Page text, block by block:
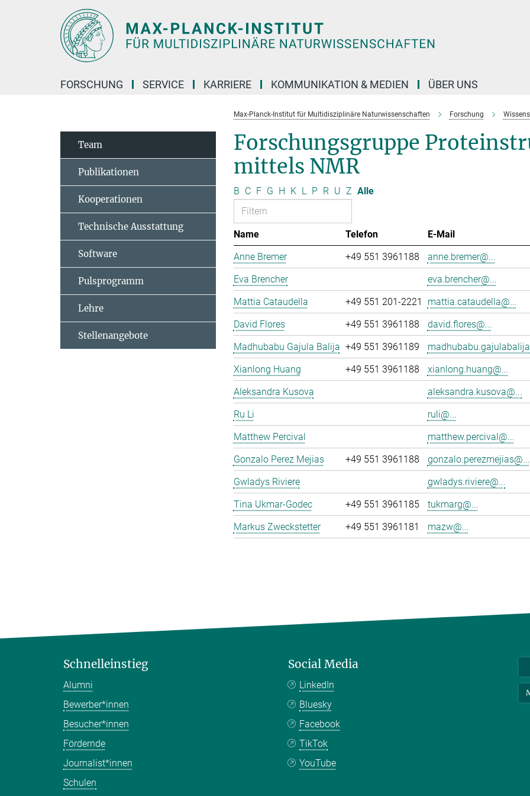
FORSCHUNG SERVICE KARRIERE KOMMUNIKATION & MEDIEN ÜBER UNS
Max-Planck-Institut für Multidisziplinäre Naturwissenschaften Forschung
Forschungsgruppe
mittels NMR
B C F G H K L P R U Z Alle
Name Telefon
E-Mail
Anne Bremer
+49 551 3961188
anne.bremer@...
Eva Brencher
eva.brencher@...
Mattia Cataudella
+49 551 201-2221
mattia.cataudella@...
David Flores
+49 551 3961188
david.flores@...
Madhubabu Gajula Balija +49 551 3961189
Xianlong Huang
+49 551 3961188
xianlong.huang@...
Aleksandra Kusova
aleksandra.kusova@...
Ru Li
ruli@...
Matthew Percival
matthew.percival@...
Gonzalo Perez Mejias
+49 551 3961188
gonzalo.perezmejias@...
Gwladys Riviere
gwladys.riviere@...
Tina Ukmar-Godec
+49 551 3961185
tukmarg@...
Markus Zweckstetter
+49 551 3961181 mazw@...
Team
Publikationen
Kooperationen
Technische Ausstattung
Software
Pulsprogramm
Lehre
Stellenangebote
Schnelleinstieg
Alumni
Bewerber*innen
Besucher*innen
Fördernde
Journalist*innen
Schulen
Social Media
LinkedIn
Bluesky
Facebook
TikTok
YouTube